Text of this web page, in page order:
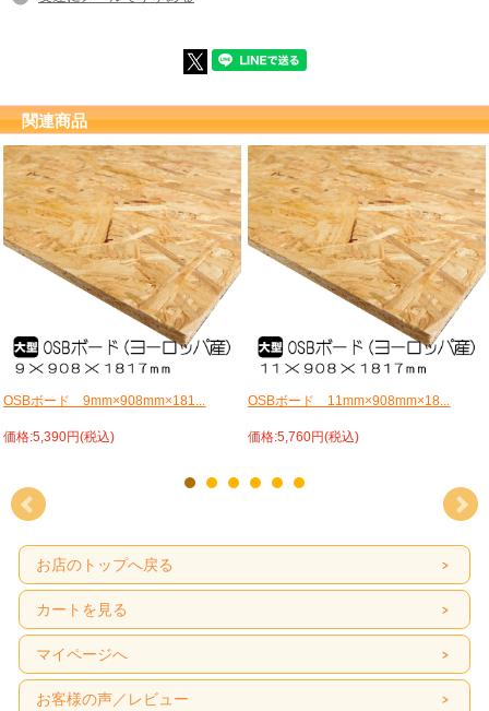
関連商品
OSBボード 9mm×908mm×181...
価格:5,390円(税込)
OSBボード 11mm×908mm×18...
価格:5,760円(税込)
お店のトップへ戻る
カートを見る
マイページへ
お客様の声／レビュー